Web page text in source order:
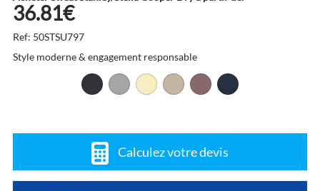
36.81€
Ref: 50STSU797
Style moderne & engagement responsable
Calculez votre devis